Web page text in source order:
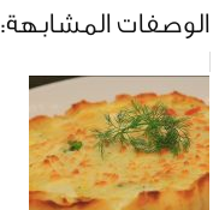
الوصفات المشابهة: